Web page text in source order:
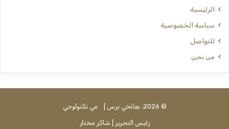
الرئيسية
سياسة الخصوصية
للتواصل
من نحن
© 2026، بعانخي برس | مي تكنولوجي
رئيس التحرير | شاكر مختار